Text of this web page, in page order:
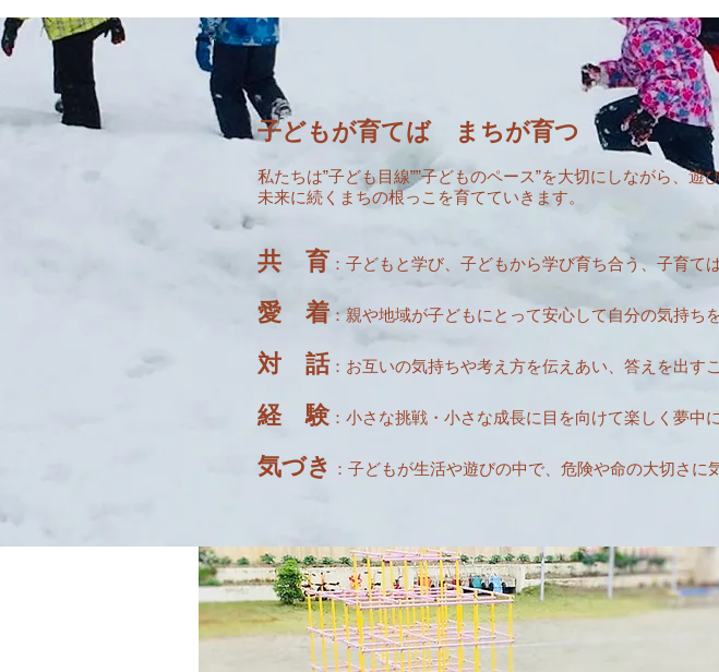
子どもが育てば まちが育つ
私たちは”子ども目線””子どものペース”を大切にしながら、遊
未来に続くまちの根っこを育てていきます。
共 育 ：子どもと学び、子どもから学び育ち合う、子育て
愛 着 ：親や地域が子どもにとって安心して自分の気持
対 話：お互いの気持ちや考え方を伝えあい、答えを出す
経 験 ：小さな挑戦・小さな成長に目を向けて楽しく夢
気づき ：子どもが生活や遊びの中で、危険や命の大切さ